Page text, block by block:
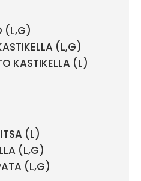
(L,G)
(L,G)
KASTIKELLA (L)
(L)
(L,G)
(L,G)